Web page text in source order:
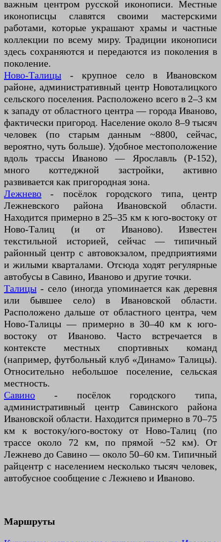
важным центром русской иконописи. Местные
иконописцы славятся своими мастерскими
работами, которые украшают храмы и частные
коллекции по всему миру. Традиции иконописи
здесь сохраняются и передаются из поколения в
поколение.
Ново-Талицы - крупное село в Ивановском
районе, административный центр Новоталицкого
сельского поселения. Расположено всего в 2–3 км
к западу от областного центра — города Иваново,
фактически пригород. Население около 8–9 тысяч
человек (по старым данным ~8800, сейчас,
вероятно, чуть больше). Удобное местоположение
вдоль трассы Иваново — Ярославль (Р-152),
много коттеджной застройки, активно
развивается как пригородная зона.
Лежнево - посёлок городского типа, центр
Лежневского района Ивановской области.
Находится примерно в 25–35 км к юго-востоку от
Ново-Талиц (и от Иваново). Известен
текстильной историей, сейчас — типичный
районный центр с автовокзалом, предприятиями
и жилыми кварталами. Отсюда ходят регулярные
автобусы в Савино, Иваново и другие точки.
Талицы - село (иногда упоминается как деревня
или бывшее село) в Ивановской области.
Расположено дальше от областного центра, чем
Ново-Талицы — примерно в 30–40 км к юго-
востоку от Иваново. Часто встречается в
контексте местных спортивных команд
(например, футбольный клуб «Динамо» Талицы).
Относительно небольшое поселение, сельская
местность.
Савино - посёлок городского типа,
административный центр Савинского района
Ивановской области. Находится примерно в 70–75
км к востоку/юго-востоку от Ново-Талиц (по
трассе около 72 км, по прямой ~52 км). От
Лежнево до Савино — около 50–60 км. Типичный
райцентр с населением несколько тысяч человек,
автобусное сообщение с Лежнево и Иваново.
Маршруты